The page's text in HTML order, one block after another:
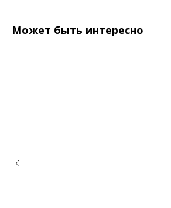
Может быть интересно